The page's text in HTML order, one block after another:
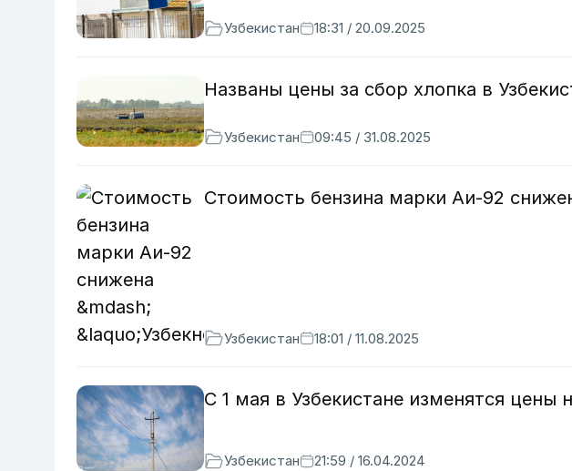
Узбекистан 18:31 / 20.09.2025
Названы цены за сбор хлопка в
Узбекистан 09:45 / 31.08.2025
Стоимость бензина марки Аи-92
Узбекистан 18:01 / 11.08.2025
С 1 мая в Узбекистане изменятся цены
Узбекистан 21:59 / 16.04.2024